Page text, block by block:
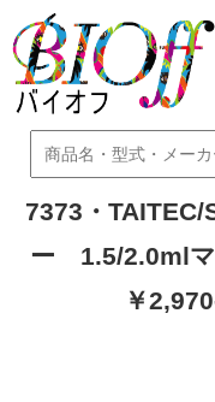
中古機器検索
7373・
ー 1.5/2.0mlマ
￥